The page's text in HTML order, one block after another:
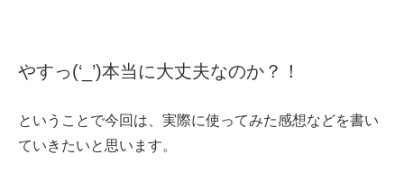
やすっ(‘_’)本当に大丈夫なのか？！
ということで今回は、実際に使ってみた感想などを書い
ていきたいと思います。